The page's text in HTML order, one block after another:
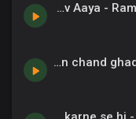
08 - Kala Mahotsav Aaya - RamShankar, Chrous.mp3
Jeevan mein chand ghadiyan - BK Dr. Ashwini Tilak